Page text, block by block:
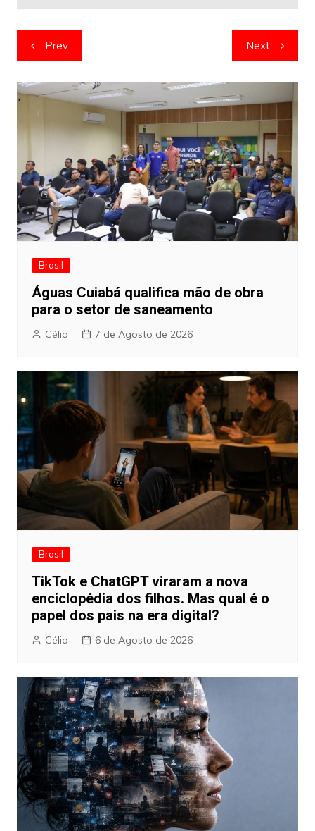
Navegação
de
artigos
Prev Next
Brasil
Águas Cuiabá qualifica mão de obra
para o setor de saneamento
Célio 7 de Agosto de 2026
Brasil
TikTok e ChatGPT viraram a nova
enciclopédia dos filhos. Mas qual é o
papel dos pais na era digital?
Célio 6 de Agosto de 2026